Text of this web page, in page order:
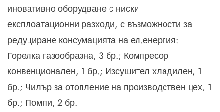
иновативно оборудване с ниски
експлоатационни разходи, с възможности за
редуциране консумацията на ел.енергия:
Горелка газообразна, 3 бр.; Компресор
конвенционален, 1 бр.; Изсушител хладилен, 1
бр.; Чилър за отопление на производствен цех, 1
бр.; Помпи, 2 бр.